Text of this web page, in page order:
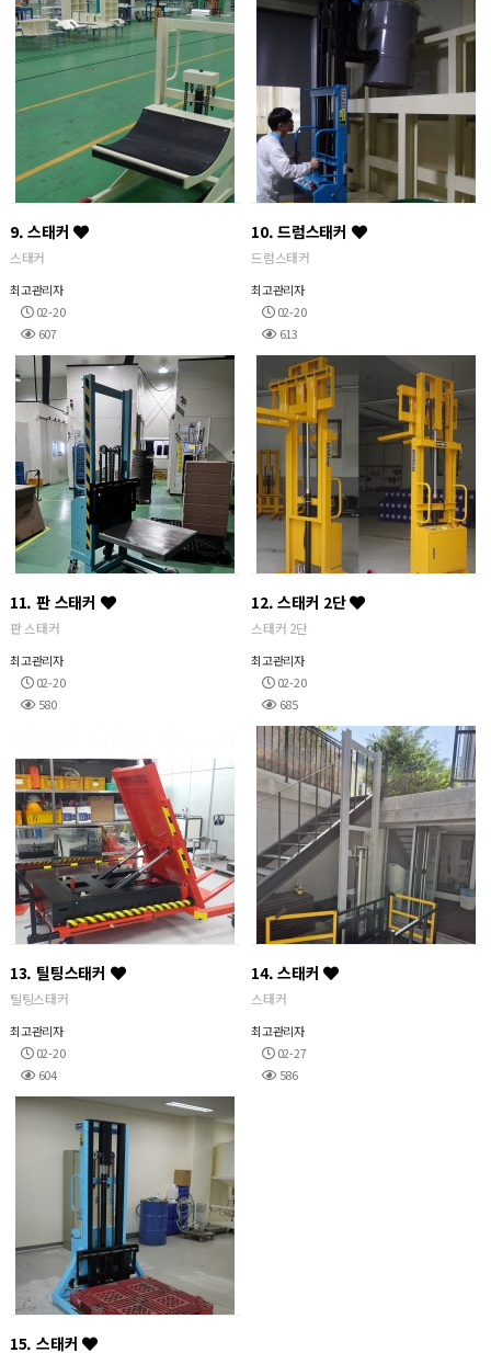
9. 스태커
스태커
최고관리자
02-20
607
10. 드럼스태커
드럼스태커
최고관리자
02-20
613
11. 판 스태커
판 스태커
최고관리자
02-20
580
12. 스태커 2단
스태커 2단
최고관리자
02-20
685
13. 틸팅스태커
틸팅스태커
최고관리자
02-20
604
14. 스태커
스태커
최고관리자
02-27
586
15. 스태커